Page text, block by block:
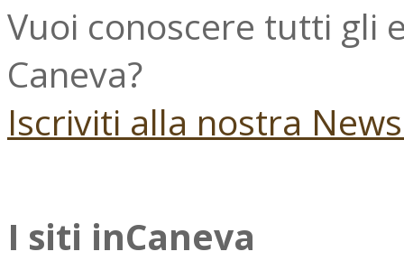
Vuoi conoscere tutti gli
Caneva?
Iscriviti alla nostra
I siti inCaneva